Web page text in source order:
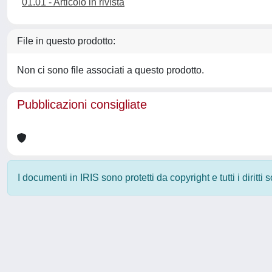
01.01 - Articolo in rivista
File in questo prodotto:
Non ci sono file associati a questo prodotto.
Pubblicazioni consigliate
I documenti in IRIS sono protetti da copyright e tutti i diritti